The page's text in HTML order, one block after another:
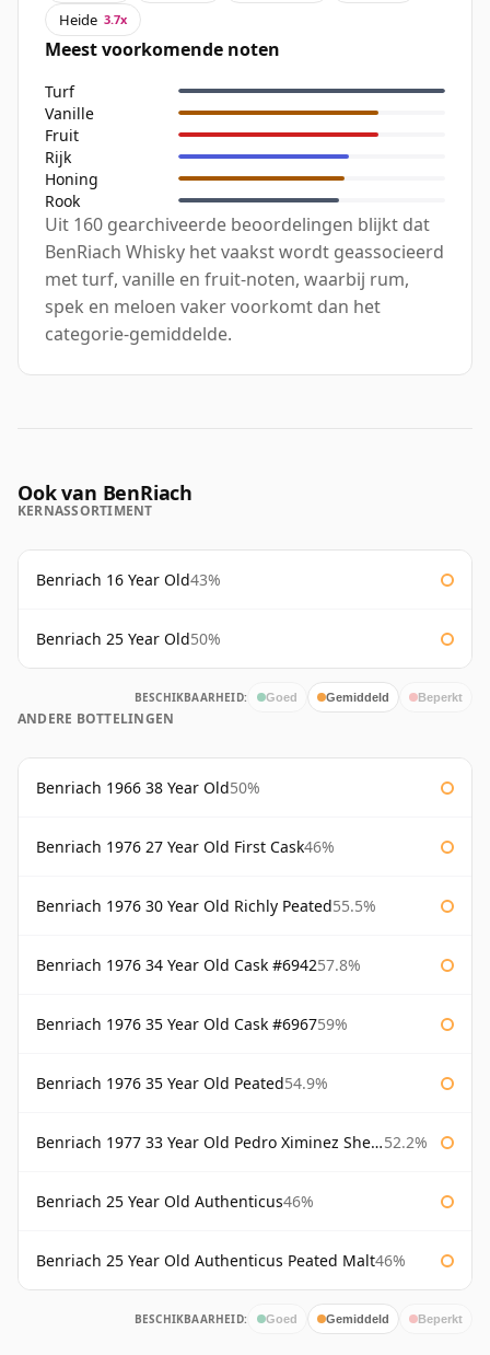
Heide 3.7x
Meest voorkomende noten
Turf
Vanille
Fruit
Rijk
Honing
Rook
Uit 160 gearchiveerde beoordelingen blijkt dat
BenRiach Whisky het vaakst wordt geassocieerd
met turf, vanille en fruit-noten, waarbij rum,
spek en meloen vaker voorkomt dan het
categorie-gemiddelde.
Ook van BenRiach
KERNASSORTIMENT
Benriach 16 Year Old43%
Benriach 25 Year Old50%
BESCHIKBAARHEID: Goed Gemiddeld Beperkt
ANDERE BOTTELINGEN
Benriach 1966 38 Year Old50%
Benriach 1976 27 Year Old First Cask46%
Benriach 1976 30 Year Old Richly Peated55.5%
Benriach 1976 34 Year Old Cask #694257.8%
Benriach 1976 35 Year Old Cask #696759%
Benriach 1976 35 Year Old Peated54.9%
Benriach 1977 33 Year Old Pedro Ximinez Sherry Finish 52.2%
Benriach 25 Year Old Authenticus46%
Benriach 25 Year Old Authenticus Peated Malt46%
BESCHIKBAARHEID: Goed Gemiddeld Beperkt